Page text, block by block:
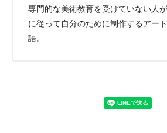
専門的な美術教育を受けていない人
に従って自分のために制作するアー
語。